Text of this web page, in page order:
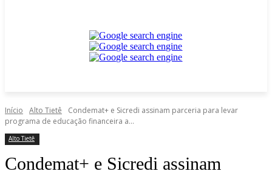
Início Alto Tietê
Condemat+ e Sicredi assinam parceria para levar
programa de educação financeira a...
Alto Tietê
Condemat+ e Sicredi assinam